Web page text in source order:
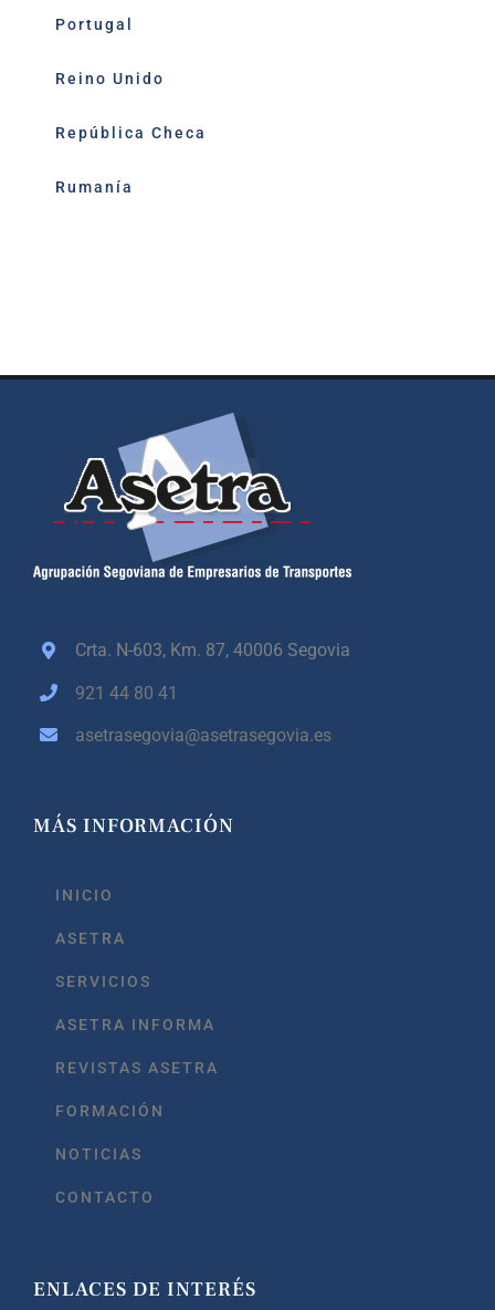
Portugal
Reino Unido
República Checa
Rumanía
Crta. N-603, Km. 87,40006 Segovia
921 44 80 41
asetrasegovia@asetrasegovia.es
MÁS INFORMACIÓN
INICIO
ASETRA
SERVICIOS
ASETRA INFORMA
REVISTAS ASETRA
FORMACIÓN
NOTICIAS
CONTACTO
ENLACES DE INTERÉS